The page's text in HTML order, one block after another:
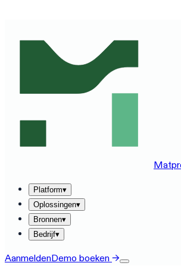
Platform▾
Oplossingen▾
Bronnen▾
Bedrijf▾
AanmeldenDemo boeken →